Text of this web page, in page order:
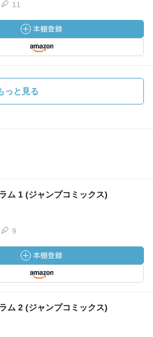
11
っと見る
ム 1 (ジャンプコミックス)
9
ム 2 (ジャンプコミックス)